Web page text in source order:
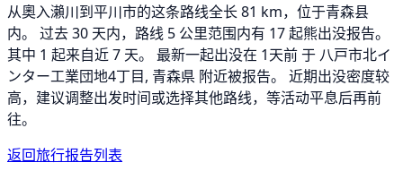
从奧入瀨川到平川市的这条路线全长 81 km，位于青森县
内。 过去 30 天内，路线 5 公里范围内有 17 起熊出没报告。
其中 1 起来自近 7 天。 最新一起出没在 1天前 于 八戸市北イ
ンター工業団地4丁目, 青森県 附近被报告。 近期出没密度较
高，建议调整出发时间或选择其他路线，等活动平息后再前
往。
返回旅行报告列表